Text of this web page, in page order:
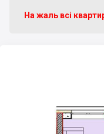
На жаль всі